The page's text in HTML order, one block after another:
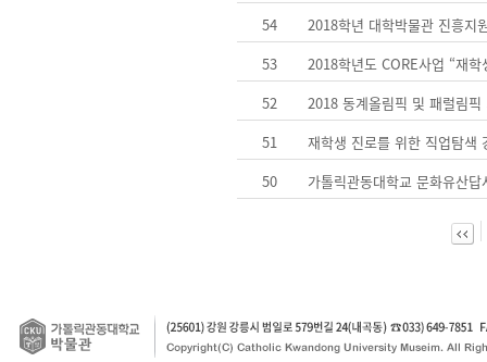
54
2018학년 대학박물관 진흥
53
2018학년도 CORE사업 “재
52
2018 동계올림픽 및 패럴림
51
재학생 진로를 위한 직업탐
50
가톨릭관동대학교 문화유산답